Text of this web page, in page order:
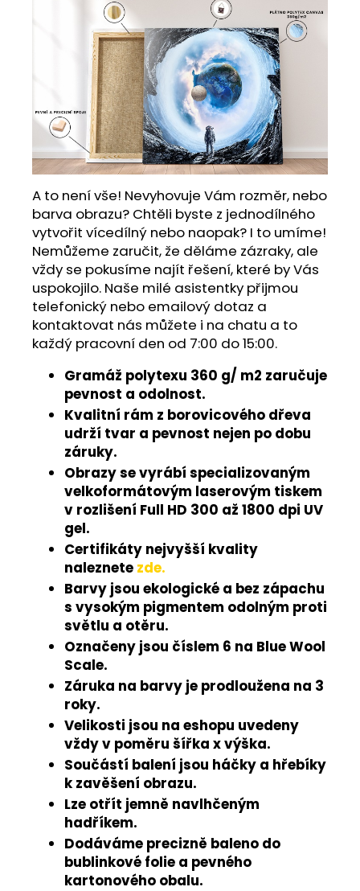
A to není vše! Nevyhovuje Vám rozměr, nebo
barva obrazu? Chtěli byste z jednodílného
vytvořit vícedílný nebo naopak? I to umíme!
Nemůžeme zaručit, že děláme zázraky, ale
vždy se pokusíme najít řešení, které by Vás
uspokojilo. Naše milé asistentky přijmou
telefonický nebo emailový dotaz a
kontaktovat nás můžete i na chatu a to
každý pracovní den od 7:00 do 15:00.
Gramáž polytexu 360 g/ m2 zaručuje
pevnost a odolnost.
Kvalitní rám z borovicového dřeva
udrží tvar a pevnost nejen po dobu
záruky.
Obrazy se vyrábí specializovaným
velkoformátovým laserovým tiskem
v rozlišení Full HD 300 až 1800 dpi UV
gel.
Certifikáty nejvyšší kvality
naleznete zde.
Barvy jsou ekologické a bez zápachu
s vysokým pigmentem odolným proti
světlu a otěru.
Označeny jsou číslem 6 na Blue Wool
Scale.
Záruka na barvy je prodloužena na 3
roky.
Velikosti jsou na eshopu uvedeny
vždy v poměru šířka x výška.
Součástí balení jsou háčky a hřebíky
k zavěšení obrazu.
Lze otřít jemně navlhčeným
hadříkem.
Dodáváme precizně baleno do
bublinkové folie a pevného
kartonového obalu.